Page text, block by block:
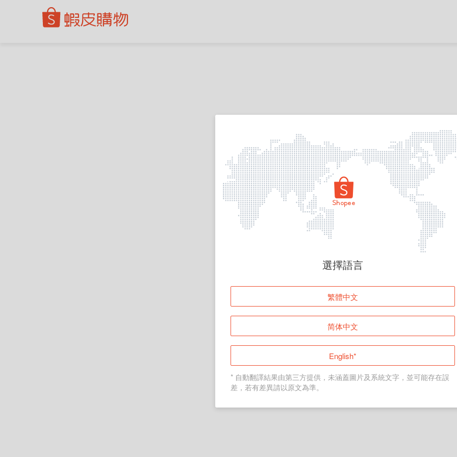
頁面無法顯示
登入
返回首頁
選擇語言
繁體中文
简体中文
English*
* 自動翻譯結果由第三方提供，未涵蓋圖片及系統文字，並可能存在誤
差，若有差異請以原文為準。